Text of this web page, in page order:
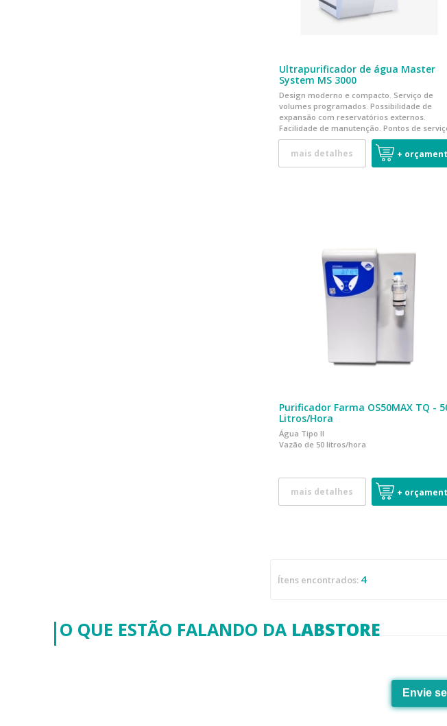
Ultrapurificador de água Master
System MS 3000
Design moderno e compacto. Serviço de
volumes programados. Possibilidade de
expansão com reservatórios externos.
Facilidade de manutenção. Pontos de
de água Tipo I, Tipo II e Tipo III
mais detalhes +
Purificador Farma OS50MAX TQ -
Litros/Hora
Água Tipo II
Vazão de 50 litros/hora
mais detalhes +
Ítens encontrados: 4
O QUE ESTÃO FALANDO DA LABSTORE
Envie